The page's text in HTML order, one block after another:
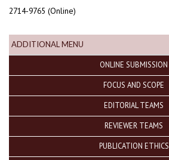
2714-9765 (Online)
ADDITIONAL MENU
ONLINE SUBMISSION
FOCUS AND SCOPE
EDITORIAL TEAMS
REVIEWER TEAMS
PUBLICATION ETHICS